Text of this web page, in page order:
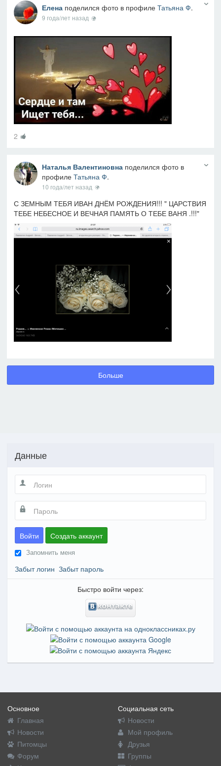
Еленаподелился фото в профиле Татьяна Ф.
9 года/лет назад
2
Наталья Валентиновнаподелился фото в
профиле Татьяна Ф.
10 года/лет назад
С ЗЕМНЫМ ТЕБЯ ИВАН ДНЁМ РОЖДЕНИЯ!!! " ЦАРСТВИЯ
ТЕБЕ НЕБЕСНОЕ И ВЕЧНАЯ ПАМЯТЬ О ТЕБЕ ВАНЯ .!!!"
Больше
Данные
Войти Создать аккаунт
Запомнить меня
Забыт логин Забыт пароль
Быстро войти через:
Основное
Главная
Новости
Питомцы
Форум
Социальная сеть
Новости
Мой профиль
Друзья
Группы